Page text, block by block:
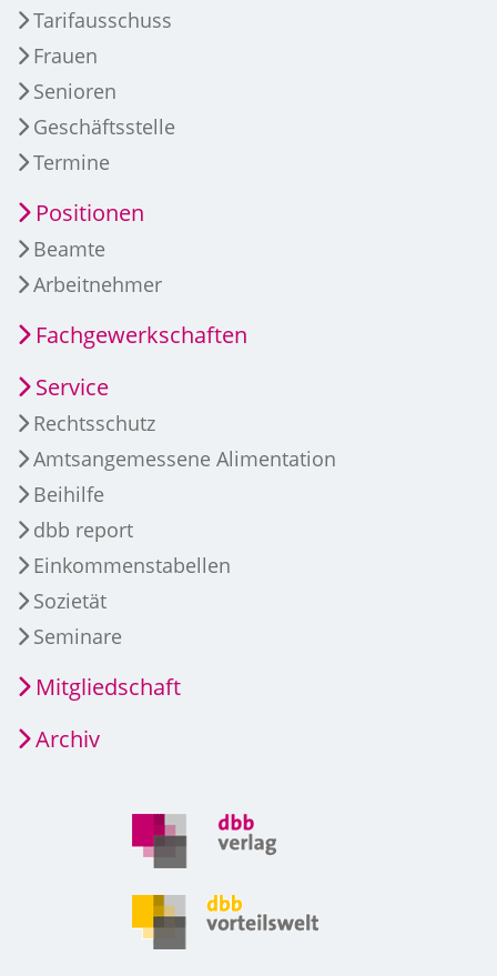
Tarifausschuss
Frauen
Senioren
Geschäftsstelle
Termine
Positionen
Beamte
Arbeitnehmer
Fachgewerkschaften
Service
Rechtsschutz
Amtsangemessene Alimentation
Beihilfe
dbb report
Einkommenstabellen
Sozietät
Seminare
Mitgliedschaft
Archiv